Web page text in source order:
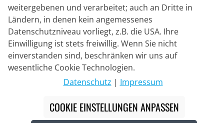
Mo - Fr: 8:30 bis 16:00 (MEZ)
Whatsapp
Rückruf
Kontaktformular
Die durchgestrichenen Preise entsprechen unseren
weitergebenen und verarbeitet; auch an Dritte in
Ländern, in denen kein angemessenes
Datenschutzniveau vorliegt, z.B. die USA. Ihre
Einwilligung ist stets freiwillig. Wenn Sie nicht
einverstanden sind, beschränken wir uns auf
wesentliche Cookie Technologien.
Datenschutz | Impressum
COOKIE EINSTELLUNGEN ANPASSEN